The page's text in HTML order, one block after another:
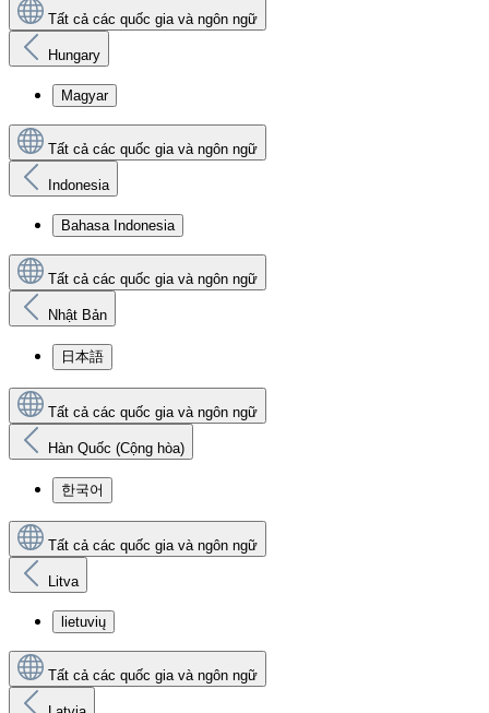
Tất cả các quốc gia và ngôn ngữ
Hungary
Magyar
Tất cả các quốc gia và ngôn ngữ
Indonesia
Bahasa Indonesia
Tất cả các quốc gia và ngôn ngữ
Nhật Bản
日本語
Tất cả các quốc gia và ngôn ngữ
Hàn Quốc (Cộng hòa)
한국어
Tất cả các quốc gia và ngôn ngữ
Litva
lietuvių
Tất cả các quốc gia và ngôn ngữ